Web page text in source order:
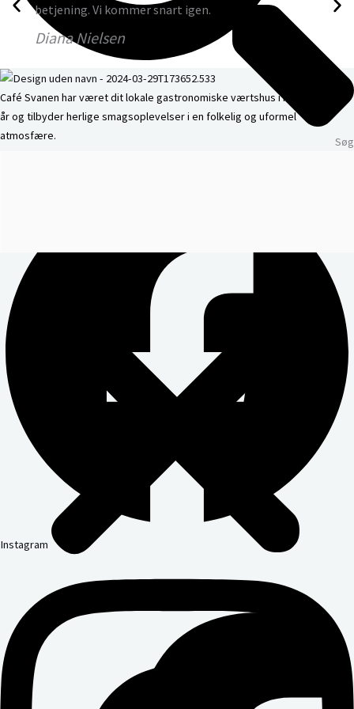
Søg
betjening. Vi kommer snart igen.
Diana Nielsen
Café Svanen har været dit lokale gastronomiske værtshus i mere end 100
år og tilbyder herlige smagsoplevelser i en folkelig og uformel
atmosfære.
Instagram